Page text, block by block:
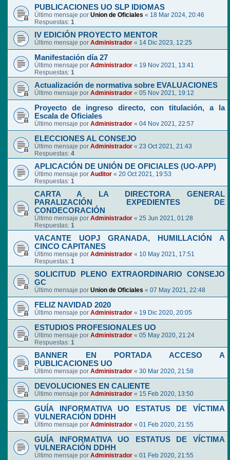
PUBLICACIONES UO SLP IDIOMAS
Último mensaje por Union de Oficiales « 18 Mar 2024, 20:46
Respuestas: 1
IV EDICIÓN PROYECTO MENTOR
Último mensaje por Administrador « 14 Dic 2023, 12:25
Manifestación día 27
Último mensaje por Administrador « 19 Nov 2021, 13:41
Respuestas: 1
Actualización de normativa sobre EVALUACIONES
Último mensaje por Administrador « 05 Nov 2021, 19:12
Proyecto de ingreso directo, con titulación, a la
Escala de Oficiales
Último mensaje por Administrador « 04 Nov 2021, 22:57
ELECCIONES AL CONSEJO
Último mensaje por Administrador « 23 Oct 2021, 21:43
Respuestas: 4
APLICACIÓN DE UNIÓN DE OFICIALES (UO-APP)
Último mensaje por Auditor « 20 Oct 2021, 19:53
Respuestas: 1
CARTA A LA DIRECTORA GENERAL
PARALIZACIÓN EXPEDIENTES DE
CONDECORACIÓN
Último mensaje por Administrador « 25 Jun 2021, 01:28
Respuestas: 1
VACANTE UOPJ GRANADA, HUMILLACIÓN A
CINCO CAPITANES
Último mensaje por Administrador « 10 May 2021, 17:51
Respuestas: 1
SOLICITUD PLENO EXTRAORDINARIO CONSEJO
GC
Último mensaje por Union de Oficiales « 07 May 2021, 22:48
FELIZ NAVIDAD 2020
Último mensaje por Administrador « 19 Dic 2020, 20:05
ESTUDIOS PROFESIONALES UO
Último mensaje por Administrador « 05 May 2020, 21:24
Respuestas: 1
BANNER EN PORTADA ACCESO A
PUBLICACIONES UO
Último mensaje por Administrador « 30 Mar 2020, 21:58
DEVOLUCIONES EN CALIENTE
Último mensaje por Administrador « 15 Feb 2020, 13:50
GUÍA INFORMATIVA UO ESTATUS DE VÍCTIMA
VULNERACIÓN DDHH
Último mensaje por Administrador « 01 Feb 2020, 21:55
GUÍA INFORMATIVA UO ESTATUS DE VÍCTIMA
VULNERACIÓN DDHH
Último mensaje por Administrador « 01 Feb 2020, 21:55